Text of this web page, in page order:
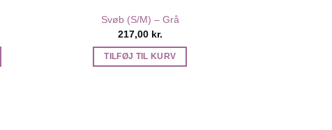
Svøb (S/M) – Grå
217,00 kr.
TILFØJ TIL KURV